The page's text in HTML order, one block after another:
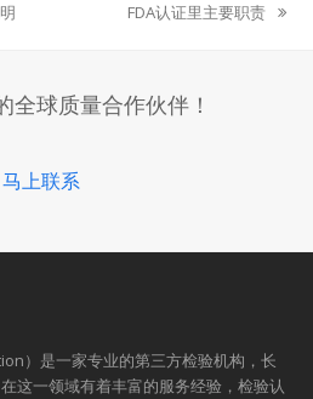
next
FDA认证里主要职责
全球质量合作伙伴！
马上联系
）是一家专业的第三方检验机构，长
这一领域有着丰富的服务经验，检验认